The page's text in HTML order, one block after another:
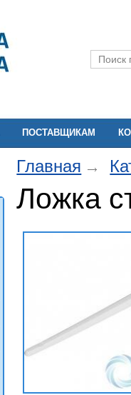
ПОСТАВЩИКАМ
Главная
Ложка